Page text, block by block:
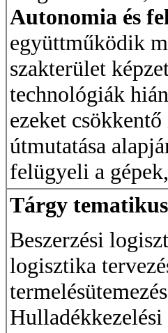
Autonomia és
együttműködik
szakterület
technológiák
ezeket
útmutatása
felügyeli a
Tárgy
Beszerzési
logisztika